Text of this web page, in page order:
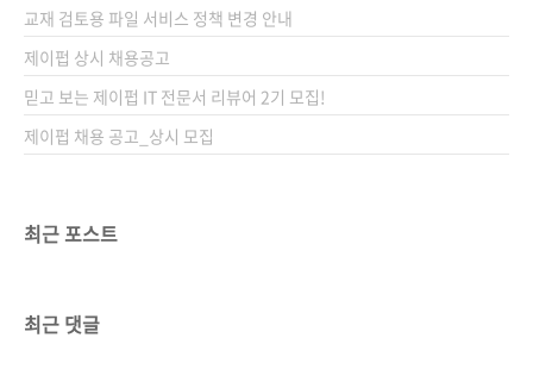
교재 검토용 파일 서비스 정책 변경 안내
제이펍 상시 채용공고
믿고 보는 제이펍 IT 전문서 리뷰어 2기 모집!
제이펍 채용 공고_상시 모집
최근 포스트
최근 댓글